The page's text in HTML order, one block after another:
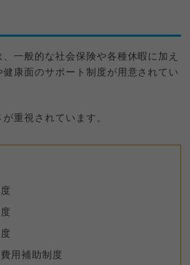
一般的な社会保険や各種休暇に加え
康面のサポート制度が用意されてい
重視されています。
用補助制度